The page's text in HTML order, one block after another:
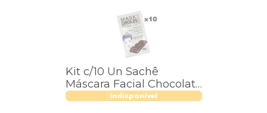
Kit c/10 Un Sachê
Máscara Facial Chocolate
Peel Off - Fenzza -
Indisponível